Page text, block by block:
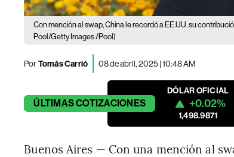
Con mención al swap, China le recordó a EE.UU. su
Pool/Getty Images /Pool)
PorTomás Carrió 08 de abril, 2025 | 10:48 AM
ÚLTIMASCOTIZACIONES
DÓLAR OFICIAL
+0.02%
1,498.9871
Buenos Aires — Con una mención al